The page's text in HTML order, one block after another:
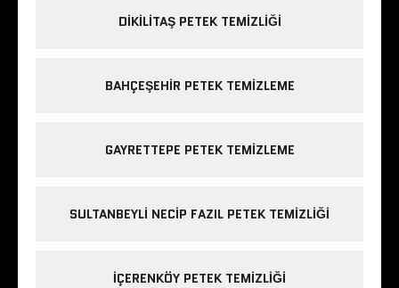
DIKILITAŞ PETEK TEMIZLIĞI
BAHÇEŞEHIR PETEK TEMIZLEME
GAYRETTEPE PETEK TEMIZLEME
SULTANBEYLI NECIP FAZIL PETEK TEMIZLIĞI
IÇERENKÖY PETEK TEMIZLIĞI